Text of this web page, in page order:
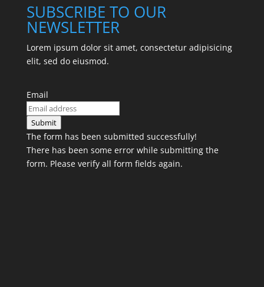
SUBSCRIBE TO OUR
NEWSLETTER
Lorem ipsum dolor sit amet, consectetur adipisicing
elit, sed do eiusmod.
Email
Submit
The form has been submitted successfully!
There has been some error while submitting the
form. Please verify all form fields again.